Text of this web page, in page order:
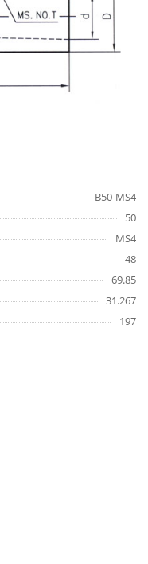
B50-MS4
50
MS4
48
69.85
31.267
197